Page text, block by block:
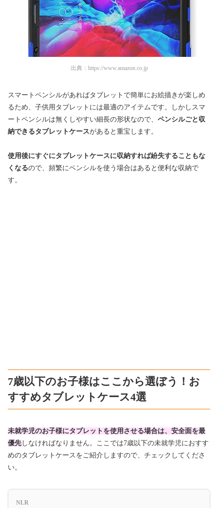
出典： https://www.amazon.co.jp
スマートペンシルがあればタブレットで簡単にお絵描きが楽しめ
るため、子供用タブレットには最適のアイテムです。しかしスマ
ートペンシルは無くしやすい細長の形状なので、 ペンシルごと収
納できるタブレットケースがあると重宝します。
使用後にすぐにタブレットケースに収納すれば紛失することもな
くなるので、頻繁にペンシルを使う場合はあると便利な収納で
す。
7歳以下のお子様はここから選ぼう！お
すすめタブレットケース4選
未就学児のお子様にタブレットを使用させる場合は、安全面を最
優先しなければなりません。ここでは7歳以下の未就学児におすす
めのタブレットケースをご紹介しますので、チェックしてくださ
い。
NLR